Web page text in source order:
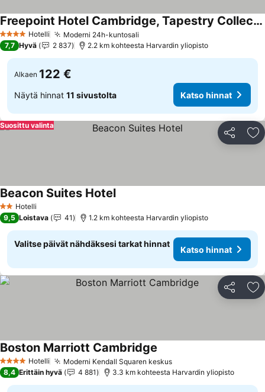
4 Tähtiluokitus
Hotelli Moderni 24h-kuntosali
Freepoint Hotel Cambridge, Tapestry Collection by Hilton
7,7 Hyvä 2 837 2.2 km kohteesta Harvardin yliopisto
Alkaen 122 €
Näytä hinnat 11 sivustolta Katso hinnat
Jaa
Suosittu valinta
2 Tähtiluokitus
Hotelli
Beacon Suites Hotel
9,5 Loistava 41 1.2 km kohteesta Harvardin yliopisto
Valitse päivät nähdäksesi tarkat hinnat
Katso hinnat
Jaa
4 Tähtiluokitus
Hotelli Moderni Kendall Squaren keskus
Boston Marriott Cambridge
8,4 Erittäin hyvä 4 881 3.3 km kohteesta Harvardin yliopisto